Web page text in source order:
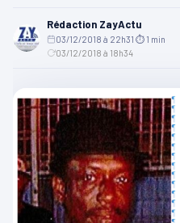
Rédaction ZayActu
03/12/2018 à 22h31 ⏱ 1 min
03/12/2018 à 18h34